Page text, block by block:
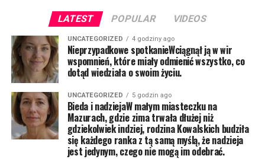
LATEST POPULAR VIDEOS
UNCATEGORIZED 4 godziny ago
Nieprzypadkowe spotkanieWciągnął ją w wir
wspomnień, które miały odmienić wszystko, co
dotąd wiedziała o swoim życiu.
UNCATEGORIZED 5 godzin ago
Bieda i nadziejaW małym miasteczku na
Mazurach, gdzie zima trwała dłużej niż
gdziekolwiek indziej, rodzina Kowalskich budziła
się każdego ranka z tą samą myślą, że nadzieja
jest jedynym, czego nie mogą im odebrać.